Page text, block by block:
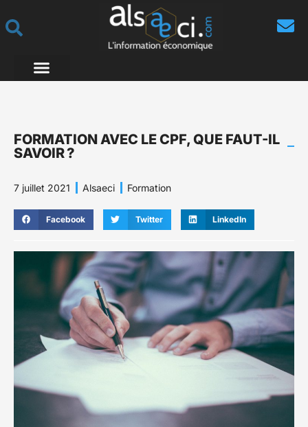
FORMATION AVEC LE CPF, QUE FAUT-IL
SAVOIR ?
7 juillet 2021 Alsaeci Formation
Facebook Twitter LinkedIn